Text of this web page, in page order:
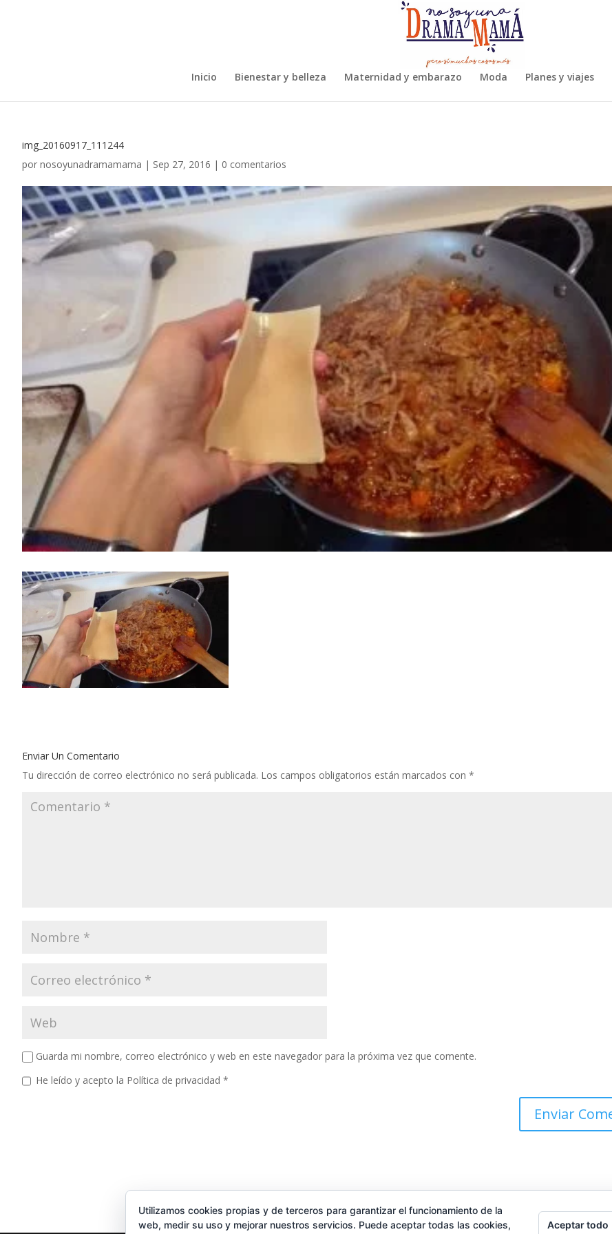
Inicio Bienestar y belleza Maternidad y embarazo Moda Planes y viajes
img_20160917_111244
por nosoyunadramamama | Sep 27, 2016 | 0 comentarios
Enviar Un Comentario
Tu dirección de correo electrónico no será publicada. Los campos obligatorios están marcados con *
Guarda mi nombre, correo electrónico y web en este navegador para la próxima vez que comente.
He leído y acepto la Política de privacidad *
Utilizamos cookies propias y de terceros para garantizar el funcionamiento de la
web, medir su uso y mejorar nuestros servicios. Puede aceptar todas las cookies,
Aceptar todo